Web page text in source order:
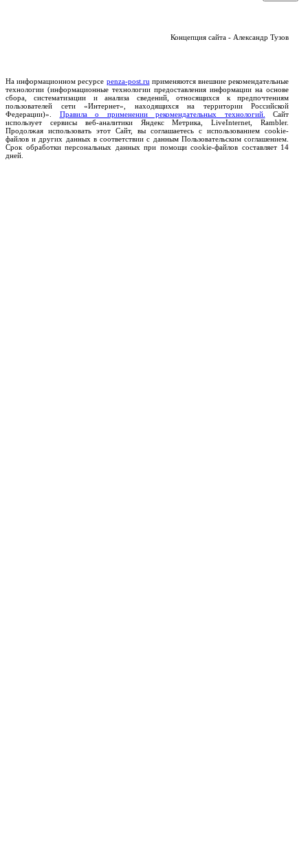
Концепция сайта - Александр Тузов
На информационном ресурсе penza-post.ru применяются внешние рекомендательные
технологии (информационные технологии предоставления информации на основе
сбора, систематизации и анализа сведений, относящихся к предпочтениям
пользователей сети «Интернет», находящихся на территории Российской
Федерации)». Правила о применении рекомендательных технологий.
Сайт
использует сервисы веб-аналитики Яндекс Метрика, LiveInternet, Rambler.
Продолжая использовать этот Сайт, вы соглашаетесь с использованием cookie-
файлов и других данных в соответствии с данным Пользовательским соглашением.
Срок обработки персональных данных при помощи cookie-файлов составляет 14
дней.